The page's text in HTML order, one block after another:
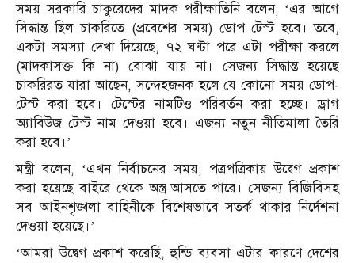
সময় সরকারি চাকুরেদের মাদক পরীক্ষাতিনি বলেন, ‘এর আগে
সিদ্ধান্ত ছিল চাকরিতে (প্রবেশের সময়) ডোপ টেস্ট হবে। তবে,
একটা সমস্যা দেখা দিয়েছে, ৭২ ঘণ্টা পরে এটা পরীক্ষা করলে
(মাদকাসক্ত কি না) বোঝা যায় না। সেজন্য সিদ্ধান্ত হয়েছে
চাকরিরত যারা আছেন, সন্দেহজনক হলে যে কোনো সময় ডোপ-
টেস্ট করা হবে। টেস্টের নামটিও পরিবর্তন করা হচ্ছে। ড্রাগ
অ্যাবিউজ টেস্ট নাম দেওয়া হবে। এজন্য নতুন নীতিমালা তৈরি
করা হবে।’
মন্ত্রী বলেন, ‘এখন নির্বাচনের সময়, পত্রপত্রিকায় উদ্বেগ প্রকাশ
করা হয়েছে বাইরে থেকে অস্ত্র আসতে পারে। সেজন্য বিজিবিসহ
সব আইনশৃঙ্খলা বাহিনীকে বিশেষভাবে সতর্ক থাকার নির্দেশনা
দেওয়া হয়েছে।’
‘আমরা উদ্বেগ প্রকাশ করেছি, হুন্ডি ব্যবসা এটার কারণে দেশের